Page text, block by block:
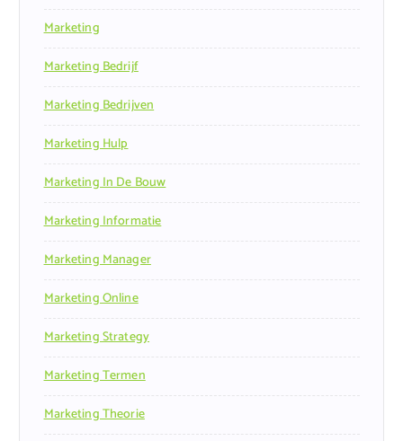
Marketing
Marketing Bedrijf
Marketing Bedrijven
Marketing Hulp
Marketing In De Bouw
Marketing Informatie
Marketing Manager
Marketing Online
Marketing Strategy
Marketing Termen
Marketing Theorie